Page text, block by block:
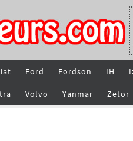
Ford Fordson IH
Volvo Yanmar Zetor